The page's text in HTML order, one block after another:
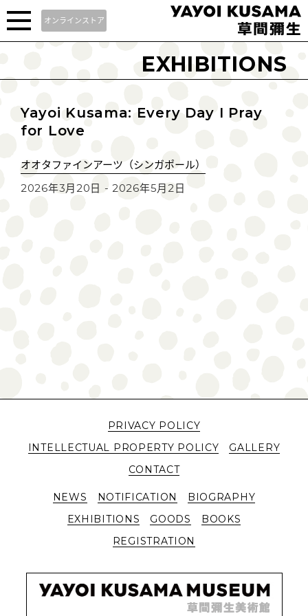
オンラインストア
EXHIBITIONS
Yayoi Kusama: Every Day I Pray
for Love
オオタファインアーツ（シンガポール）
2026年3月20日 - 2026年5月2日
PRIVACY POLICY
INTELLECTUAL PROPERTY POLICY
GALLERY
CONTACT
NEWS NOTIFICATION
BIOGRAPHY
EXHIBITIONS
GOODS
BOOKS
REGISTRATION